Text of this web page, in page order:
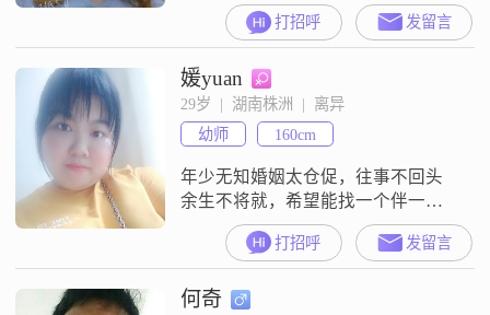
打招呼 发留言
媛yuan
29岁  |  湖南株洲  |  离异
幼师
160cm
年少无知婚姻太仓促，往事不回头
余生不将就，希望能找一个伴一生
打招呼 发留言
何奇